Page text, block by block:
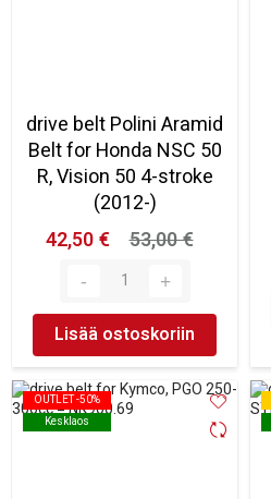
drive belt Polini Aramid
Belt for Honda NSC 50
R, Vision 50 4-stroke
(2012-)
42,50 €
53,00 €
Lisää ostoskoriin
OUTLET -50%
Kesklaos
OUTLET -50%
Kesklaos